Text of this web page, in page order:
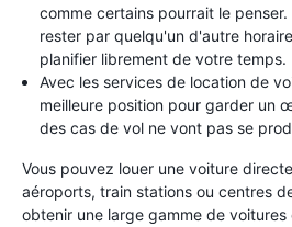
comme certains pourrait le
rester par quelqu'un d'autre
planifier librement de votre temps.
Avec les services de location de
meilleure position pour garder un
des cas de vol ne vont pas se
Vous pouvez louer une voiture
aéroports, train stations ou centres
obtenir une large gamme de voitures